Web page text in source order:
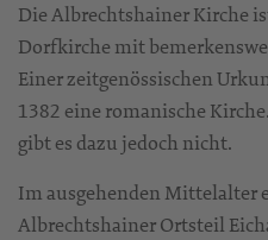
Die Albrechtshainer Kirche
Dorfkirche mit
Einer zeitgenössischen
1382 eine romanische
gibt es dazu jedoch nicht.
Im ausgehenden Mittelalter
Albrechtshainer Ortsteil